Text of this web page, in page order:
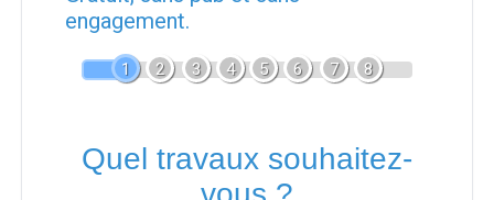
engagement.
1 2 3 4 5 6 7 8
Quel travaux souhaitez-